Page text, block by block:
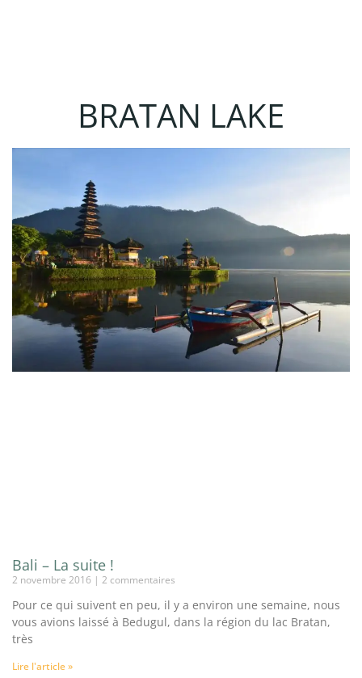
BRATAN LAKE
Bali – La suite !
2 novembre 2016 2 commentaires
Pour ce qui suivent en peu, il y a environ une semaine, nous
vous avions laissé à Bedugul, dans la région du lac Bratan,
très
Lire l'article »